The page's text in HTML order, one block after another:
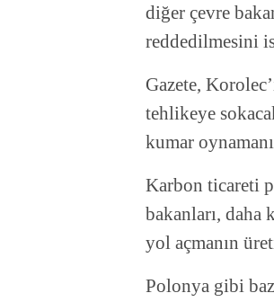
diğer çevre
reddedilmesini
Gazete,
tehlikeye
kumar
Karbon ticareti
bakanları,
yol açmanın
Polonya gibi